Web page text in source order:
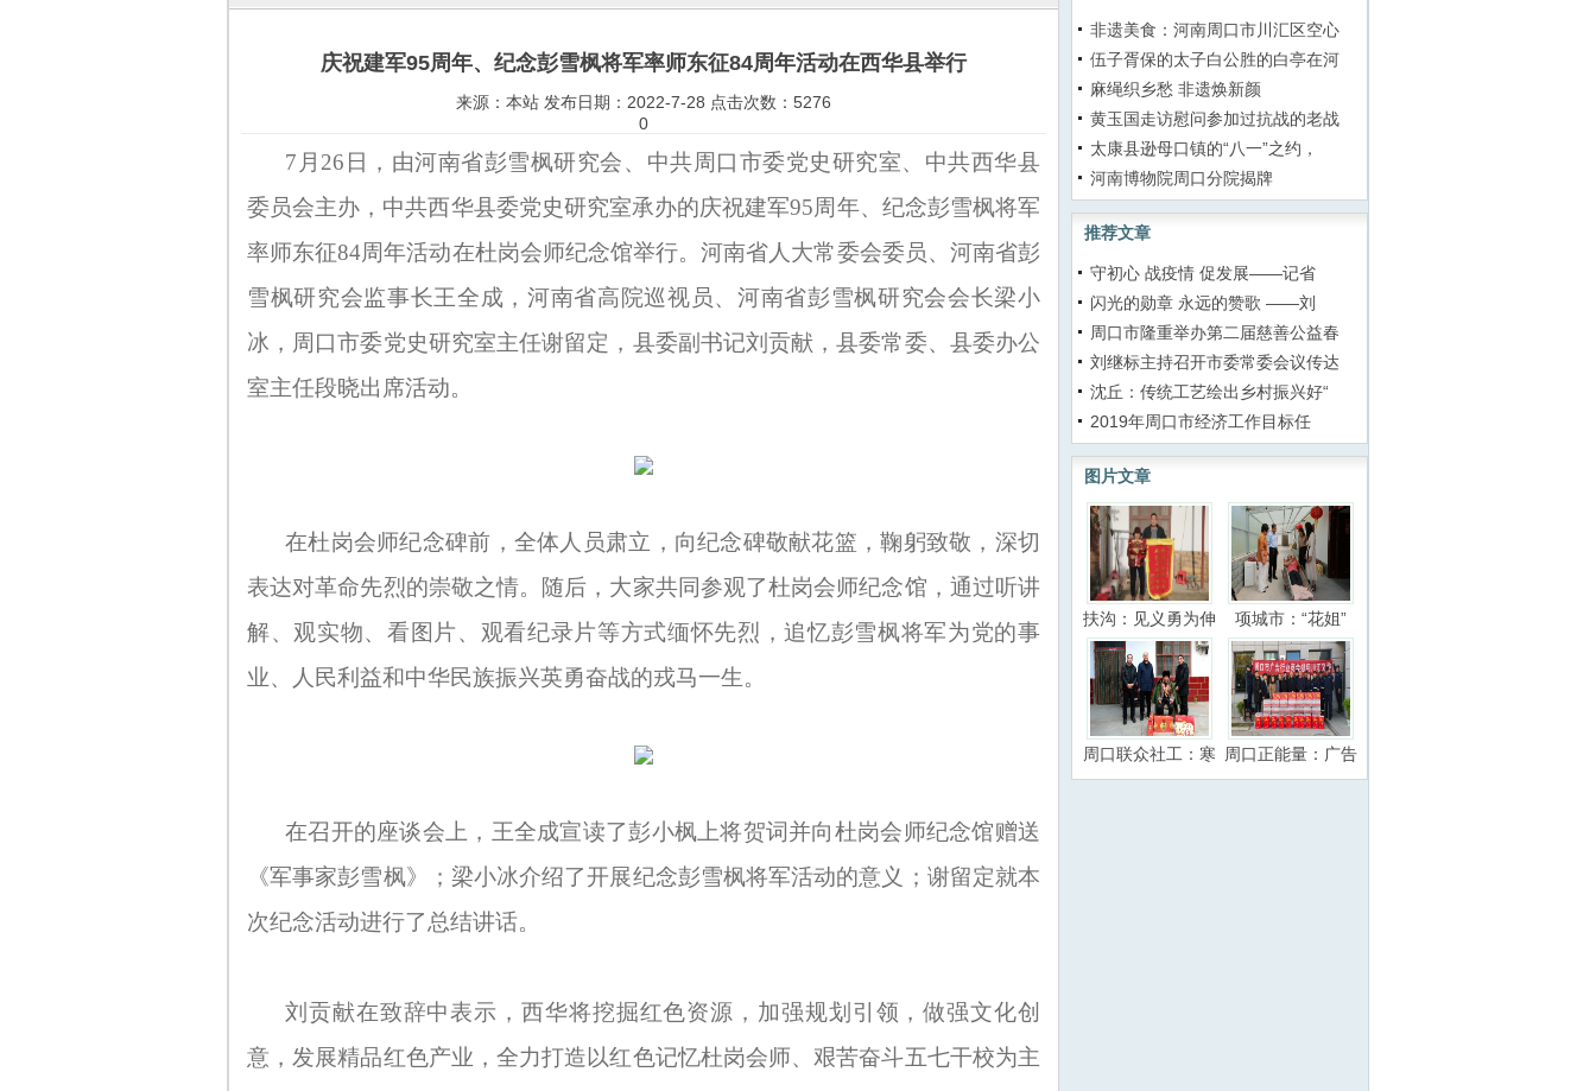
庆祝建军95周年、纪念彭雪枫将军率师东征84周年活动在西华县举行
来源：本站 发布日期：2022-7-28 点击次数：5276
0
7月26日，由河南省彭雪枫研究会、中共周口市委党史研究室、中共西华县
委员会主办，中共西华县委党史研究室承办的庆祝建军95周年、纪念彭雪枫将军
率师东征84周年活动在杜岗会师纪念馆举行。河南省人大常委会委员、河南省彭
雪枫研究会监事长王全成，河南省高院巡视员、河南省彭雪枫研究会会长梁小
冰，周口市委党史研究室主任谢留定，县委副书记刘贡献，县委常委、县委办公
室主任段晓出席活动。
在杜岗会师纪念碑前，全体人员肃立，向纪念碑敬献花篮，鞠躬致敬，深切
表达对革命先烈的崇敬之情。随后，大家共同参观了杜岗会师纪念馆，通过听讲
解、观实物、看图片、观看纪录片等方式缅怀先烈，追忆彭雪枫将军为党的事
业、人民利益和中华民族振兴英勇奋战的戎马一生。
在召开的座谈会上，王全成宣读了彭小枫上将贺词并向杜岗会师纪念馆赠送
《军事家彭雪枫》；梁小冰介绍了开展纪念彭雪枫将军活动的意义；谢留定就本
次纪念活动进行了总结讲话。
刘贡献在致辞中表示，西华将挖掘红色资源，加强规划引领，做强文化创
意，发展精品红色产业，全力打造以红色记忆杜岗会师、艰苦奋斗五七干校为主
非遗美食：河南周口市川汇区空心
伍子胥保的太子白公胜的白亭在河
麻绳织乡愁 非遗焕新颜
黄玉国走访慰问参加过抗战的老战
太康县逊母口镇的“八一”之约，
河南博物院周口分院揭牌
推荐文章
守初心 战疫情 促发展——记省
闪光的勋章 永远的赞歌 ——刘
周口市隆重举办第二届慈善公益春
刘继标主持召开市委常委会议传达
沈丘：传统工艺绘出乡村振兴好“
2019年周口市经济工作目标任
图片文章
扶沟：见义勇为伸 项城市：“花姐”
周口联众社工：寒 周口正能量：广告